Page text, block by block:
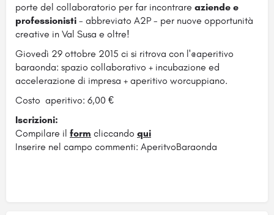
porte del collaboratorio per far incontrare aziende e
professionisti - abbreviato A2P - per nuove opportunità
creative in Val Susa e oltre!
Giovedì 29 ottobre 2015 ci si ritrova con l'@aperitivo
baraonda: spazio collaborativo + incubazione ed
accelerazione di impresa + aperitivo worcuppiano.
Costo aperitivo: 6,00 €
Iscrizioni:
Compilare il form cliccando qui
Inserire nel campo commenti: AperitvoBaraonda